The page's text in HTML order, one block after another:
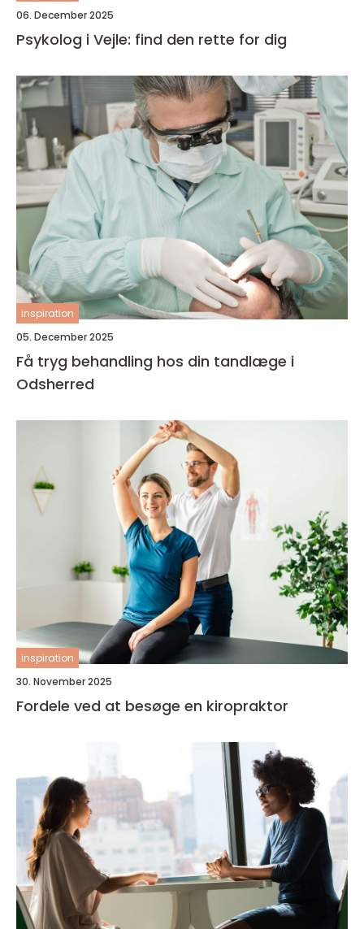
06. December 2025
Psykolog i Vejle: find den rette for dig
inspiration
05. December 2025
Få tryg behandling hos din tandlæge i
Odsherred
inspiration
30. November 2025
Fordele ved at besøge en kiropraktor